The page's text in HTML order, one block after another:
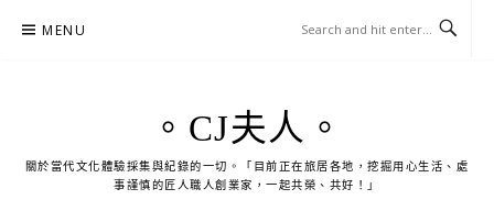
MENU
。CJ夫人。
關於當代文化體驗採集與紀錄的一切。「目前正在旅居各地，挖掘用心生活、處
事謹慎的匠人職人創業家，一起共榮、共好！」